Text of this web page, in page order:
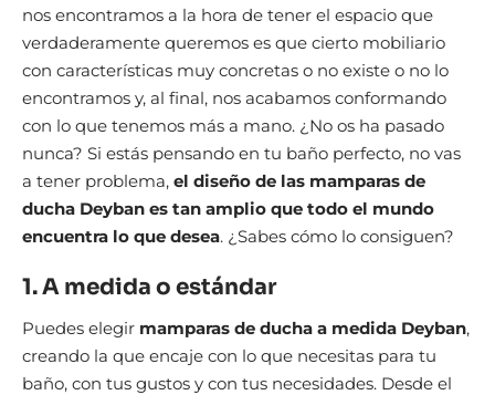
nos encontramos a la hora de tener el espacio que
verdaderamente queremos es que cierto mobiliario
con características muy concretas o no existe o no lo
encontramos y, al final, nos acabamos conformando
con lo que tenemos más a mano. ¿No os ha pasado
nunca? Si estás pensando en tu baño perfecto, no vas
a tener problema, el diseño de las mamparas de
ducha Deyban es tan amplio que todo el mundo
encuentra lo que desea. ¿Sabes cómo lo consiguen?
1. A medida o estándar
Puedes elegir mamparas de ducha a medida Deyban,
creando la que encaje con lo que necesitas para tu
baño, con tus gustos y con tus necesidades. Desde el